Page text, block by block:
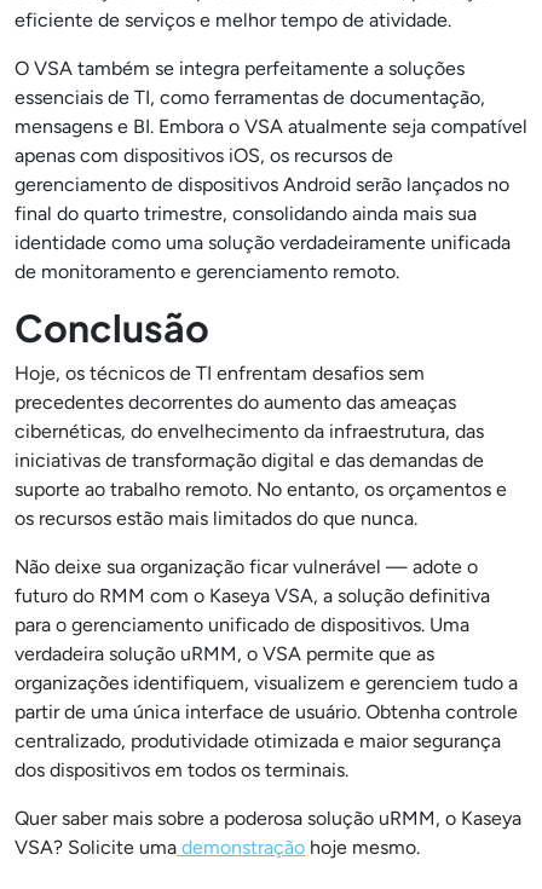
eficiente de serviços e melhor tempo de atividade.
O VSA também se integra perfeitamente a soluções
essenciais de TI, como ferramentas de documentação,
mensagens e BI. Embora o VSA atualmente seja compatível
apenas com dispositivos iOS, os recursos de
gerenciamento de dispositivos Android serão lançados no
final do quarto trimestre, consolidando ainda mais sua
identidade como uma solução verdadeiramente unificada
de monitoramento e gerenciamento remoto.
Conclusão
Hoje, os técnicos de TI enfrentam desafios sem
precedentes decorrentes do aumento das ameaças
cibernéticas, do envelhecimento da infraestrutura, das
iniciativas de transformação digital e das demandas de
suporte ao trabalho remoto. No entanto, os orçamentos e
os recursos estão mais limitados do que nunca.
Não deixe sua organização ficar vulnerável — adote o
futuro do RMM com o Kaseya VSA, a solução definitiva
para o gerenciamento unificado de dispositivos. Uma
verdadeira solução uRMM, o VSA permite que as
organizações identifiquem, visualizem e gerenciem tudo a
partir de uma única interface de usuário. Obtenha controle
centralizado, produtividade otimizada e maior segurança
dos dispositivos em todos os terminais.
Quer saber mais sobre a poderosa solução uRMM, o Kaseya
VSA? Solicite uma demonstração hoje mesmo.